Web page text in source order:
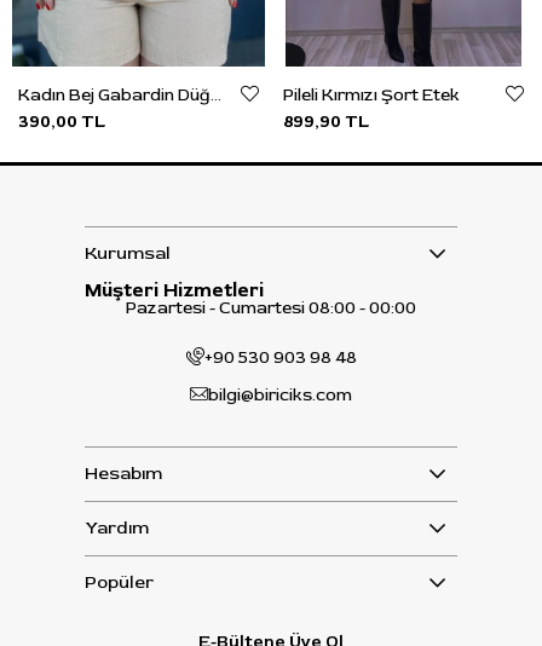
Kadın Bej Gabardin Düğme Detaylı Şort
390,00 TL
Pileli Kırmızı Şort Etek
899,90 TL
Kurumsal
Müşteri Hizmetleri
Pazartesi - Cumartesi 08:00 - 00:00
+90 530 903 98 48
bilgi@biriciks.com
Hesabım
Yardım
Popüler
E-Bültene Üye Ol